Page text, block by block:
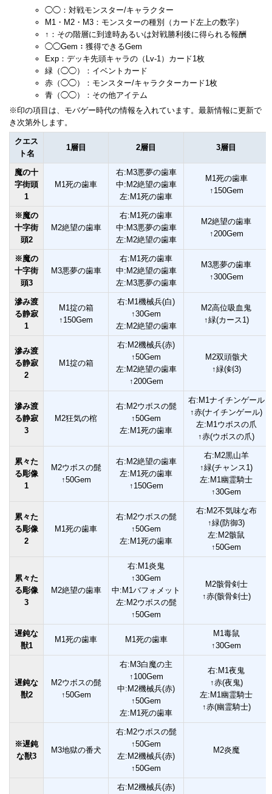
◯◯：対戦モンスター/キャラクター
M1・M2・M3：モンスターの種別（カード左上の数字）
↑：その階層に到達時あるいは対戦勝利後に得られる報酬
◯◯Gem：獲得できるGem
Exp：デッキ先頭キャラの（Lv-1）カード1枚
緑（◯◯）：イベントカード
赤（◯◯）：モンスター/キャラクターカード1枚
青（◯◯）：その他アイテム
※印の項目は、モバゲー時代の情報を入れています。最新情報に更新で
き次第外します。
クエス
ト名
1層目 2層目 3層目
魔の十
字街頭
1
M1死の歯車
右:M3悪夢の歯車
中:M2絶望の歯車
左:M1死の歯車
M1死の歯車
↑150Gem
※魔の
十字街
頭2
M2絶望の歯車
右:M1死の歯車
中:M3悪夢の歯車
左:M2絶望の歯車
M2絶望の歯車
↑200Gem
※魔の
十字街
頭3
M3悪夢の歯車
右:M1死の歯車
中:M2絶望の歯車
左:M3悪夢の歯車
M3悪夢の歯車
↑300Gem
滲み渡
る静寂
1
M1掟の箱
↑150Gem
右:M1機械兵(白)
↑30Gem
左:M2絶望の歯車
M2高位吸血鬼
↑緑(カース1)
滲み渡
る静寂
2
M1掟の箱
右:M2機械兵(赤)
↑50Gem
左:M2絶望の歯車
↑200Gem
M2双頭骸犬
↑緑(剣3)
滲み渡
る静寂
3
M2狂気の棺
右:M2ウボスの髭
↑50Gem
左:M1死の歯車
右:M1ナイチンゲール
↑赤(ナイチンゲール)
左:M1ウボスの爪
↑赤(ウボスの爪)
累々た
る彫像
1
M2ウボスの髭
↑50Gem
右:M2絶望の歯車
左:M1死の歯車
↑150Gem
右:M2黒山羊
↑緑(チャンス1)
左:M1幽霊騎士
↑30Gem
累々た
る彫像
2
M1死の歯車
右:M2ウボスの髭
↑50Gem
左:M1死の歯車
右:M2不気味な布
↑緑(防御3)
左:M2骸鼠
↑50Gem
累々た
る彫像
3
M2絶望の歯車
右:M1炎鬼
↑30Gem
中:M1バフォメット
左:M2ウボスの髭
↑50Gem
M2骸骨剣士
↑赤(骸骨剣士)
遅鈍な
獣1
M1死の歯車 M1死の歯車
M1毒鼠
↑30Gem
遅鈍な
獣2
M2ウボスの髭
↑50Gem
右:M3白魔の主
↑100Gem
中:M2機械兵(赤)
↑50Gem
左:M1死の歯車
右:M1夜鬼
↑赤(夜鬼)
左:M1幽霊騎士
↑赤(幽霊騎士)
※遅鈍
な獣3
M3地獄の番犬
右:M2ウボスの髭
↑50Gem
左:M2機械兵(赤)
↑50Gem
M2炎魔
右:M2機械兵(赤)